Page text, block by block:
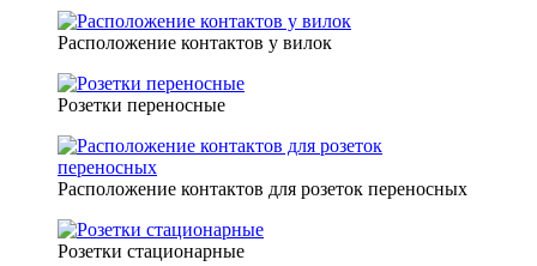
Расположение контактов у вилок
Розетки переносные
Расположение контактов для розеток переносных
Розетки стационарные